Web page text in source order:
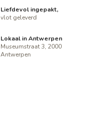
Liefdevol ingepakt,
vlot geleverd
Lokaal in Antwerpen
Museumstraat 3, 2000
Antwerpen